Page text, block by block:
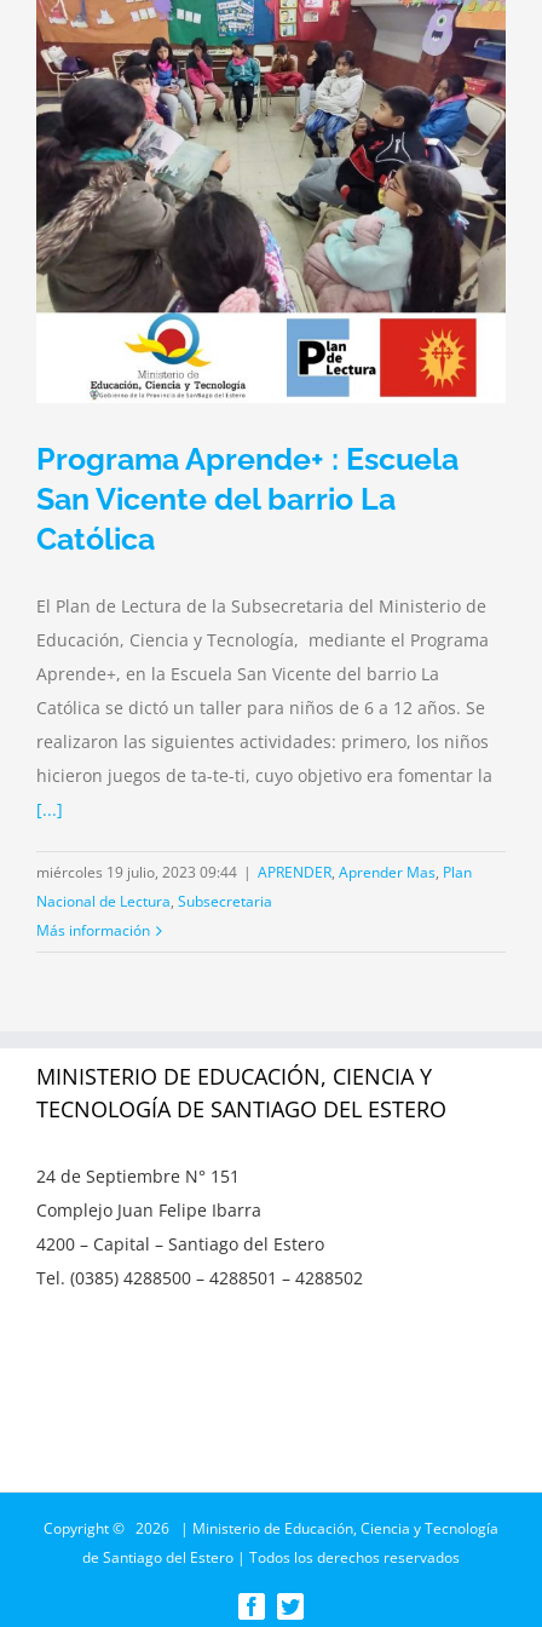
Programa Aprende+ : Escuela
San Vicente del barrio La
Católica
El Plan de Lectura de la Subsecretaria del Ministerio de
Educación, Ciencia y Tecnología, mediante el Programa
Aprende+, en la Escuela San Vicente del barrio La
Católica se dictó un taller para niños de 6 a 12 años. Se
realizaron las siguientes actividades: primero, los niños
hicieron juegos de ta-te-ti, cuyo objetivo era fomentar la
[...]
miércoles 19 julio, 2023 09:44 | APRENDER, Aprender Mas, Plan
Nacional de Lectura, Subsecretaria
Más información
MINISTERIO DE EDUCACIÓN, CIENCIA Y
TECNOLOGÍA DE SANTIAGO DEL ESTERO
24 de Septiembre N° 151
Complejo Juan Felipe Ibarra
4200 – Capital – Santiago del Estero
Tel. (0385) 4288500 – 4288501 – 4288502
Copyright © 2026 | Ministerio de Educación, Ciencia y Tecnología
de Santiago del Estero | Todos los derechos reservados
Facebook
Twitter